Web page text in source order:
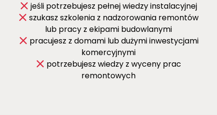
jeśli potrzebujesz pełnej wiedzy instalacyjnej
szukasz szkolenia z nadzorowania remontów
lub pracy z ekipami budowlanymi
pracujesz z domami lub dużymi inwestycjami
komercyjnymi
potrzebujesz wiedzy z wyceny prac
remontowych